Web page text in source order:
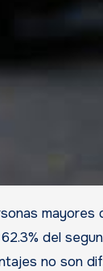
del
no son